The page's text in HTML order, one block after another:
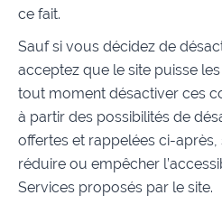
ce fait.
Sauf si vous décidez de
acceptez que le site puisse
tout moment désactiver ces
à partir des possibilités de
offertes et rappelées ci-
réduire ou empêcher
Services proposés par le site.